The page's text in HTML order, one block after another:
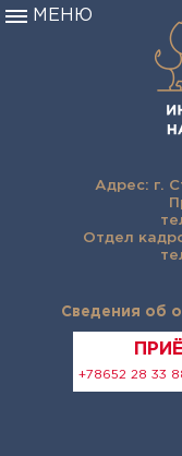
Адрес: г.
Отдел
Сведения об
+78652 28 33
МЕНЮ